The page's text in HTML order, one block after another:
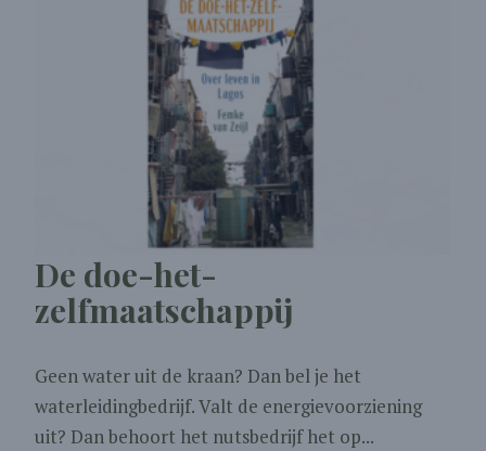
De doe-het-
zelfmaatschappij
Geen water uit de kraan? Dan bel je het
waterleidingbedrijf. Valt de energievoorziening
uit? Dan behoort het nutsbedrijf het op...